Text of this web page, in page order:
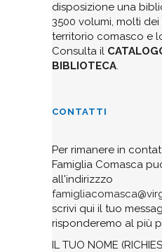
disposizione una
3500 volumi, molti
territorio comasco e
Consulta il
BIBLIOTECA.
CONTATTI
Per rimanere in
Famiglia Comasca
all'indirizzzo
scrivi qui il tuo
risponderemo al più
IL TUO NOME